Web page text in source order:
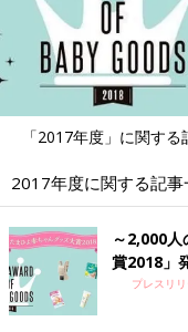
「2017年度」に関する
2017年度に関する記事
～2,000
賞2018」
プレスリ